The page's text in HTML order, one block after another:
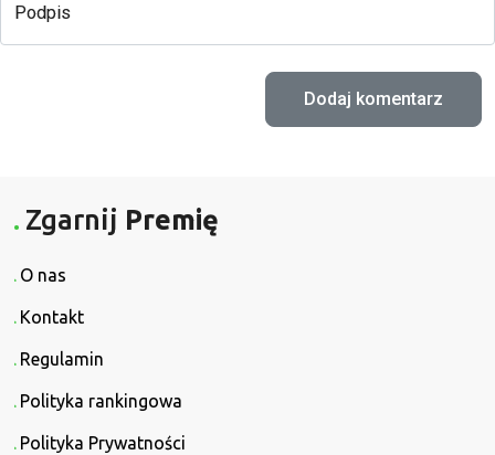
Podpis
Zgarnij Premię
O nas
Kontakt
Regulamin
Polityka rankingowa
Polityka Prywatności